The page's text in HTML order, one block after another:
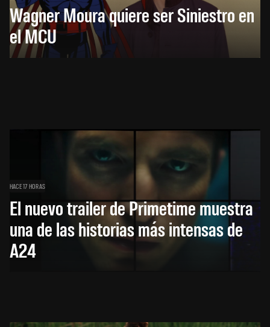
Wagner Moura quiere ser Siniestro en
el MCU
HACE 17 HORAS
El nuevo trailer de Primetime muestra
una de las historias más intensas de
A24